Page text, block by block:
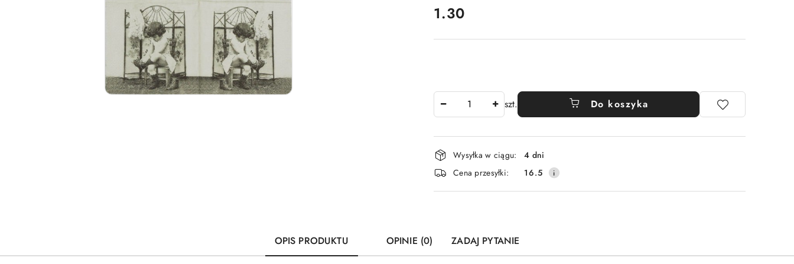
cena:
1.30
szt. Do koszyka
Dostępność
i
dostawa
Wysyłka w ciągu:
4 dni
Cena przesyłki:
16.5
OPIS PRODUKTU OPINIE (0) ZADAJ PYTANIE